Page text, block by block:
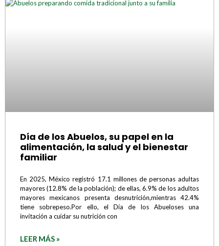
Día de los Abuelos, su papel en la
alimentación, la salud y el bienestar
familiar
En 2025, México registró 17.1 millones de personas adultas
mayores (12.8% de la población); de ellas, 6.9% de los adultos
mayores mexicanos presenta desnutrición,mientras 42.4%
tiene sobrepeso.Por ello, el Día de los Abueloses una
invitación a cuidar su nutrición con
LEER MÁS »